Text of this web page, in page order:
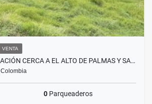
VENTA
CERCA A EL ALTO DE PALMAS Y SA…
0 Parqueaderos